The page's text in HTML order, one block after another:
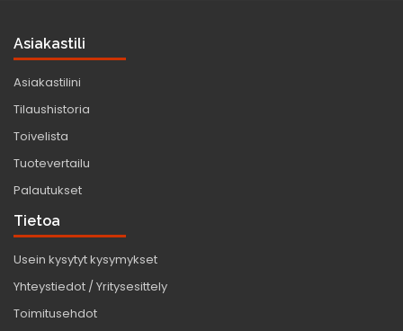
Asiakastili
Asiakastilini
Tilaushistoria
Toivelista
Tuotevertailu
Palautukset
Tietoa
Usein kysytyt kysymykset
Yhteystiedot / Yritysesittely
Toimitusehdot